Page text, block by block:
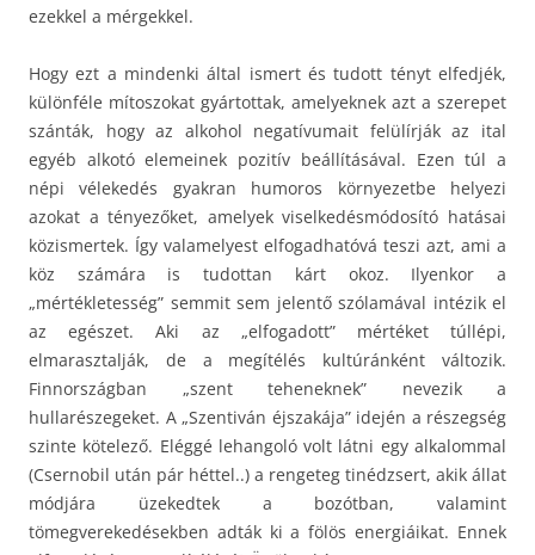
ezekkel a mérgekkel.
Hogy ezt a mindenki által ismert és tudott tényt elfedjék,
különféle mítoszokat gyártottak, amelyeknek azt a szerepet
szánták, hogy az alkohol negatívumait felülírják az ital
egyéb alkotó elemeinek pozitív beállításával. Ezen túl a
népi vélekedés gyakran humoros környezetbe helyezi
azokat a tényezőket, amelyek viselkedésmódosító hatásai
közismertek. Így valamelyest elfogadhatóvá teszi azt, ami a
köz számára is tudottan kárt okoz. Ilyenkor a
„mértékletesség” semmit sem jelentő szólamával intézik el
az egészet. Aki az „elfogadott” mértéket túllépi,
elmarasztalják, de a megítélés kultúránként változik.
Finnországban „szent teheneknek” nevezik a
hullarészegeket. A „Szentiván éjszakája” idején a részegség
szinte kötelező. Eléggé lehangoló volt látni egy alkalommal
(Csernobil után pár héttel..) a rengeteg tinédzsert, akik állat
módjára üzekedtek a bozótban, valamint
tömegverekedésekben adták ki a fölös energiáikat. Ennek